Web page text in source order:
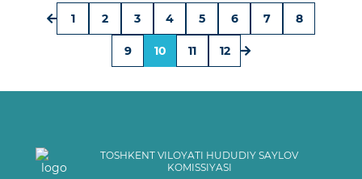
1 2 3 4 5 6 7 8
9 10 11 12
TOSHKENT VILOYATI HUDUDIY SAYLOV
KOMISSIYASI